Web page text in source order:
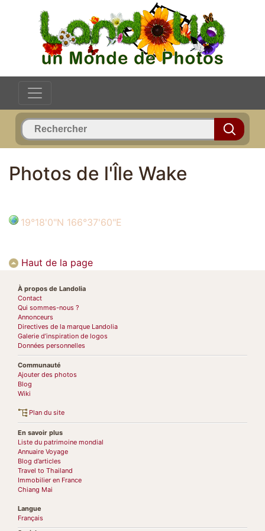
Photos de l'Île Wake
19°18'0"N 166°37'60"E
Haut de la page
À propos de Landolia
Contact
Qui sommes-nous ?
Annonceurs
Directives de la marque Landolia
Galerie d’inspiration de logos
Données personnelles
Communauté
Ajouter des photos
Blog
Wiki
Plan du site
En savoir plus
Liste du patrimoine mondial
Annuaire Voyage
Blog d’articles
Travel to Thailand
Immobilier en France
Chiang Mai
Langue
Français